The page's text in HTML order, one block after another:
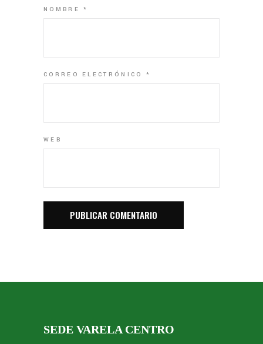
NOMBRE*
CORREO ELECTRÓNICO *
WEB
SEDE VARELA CENTRO